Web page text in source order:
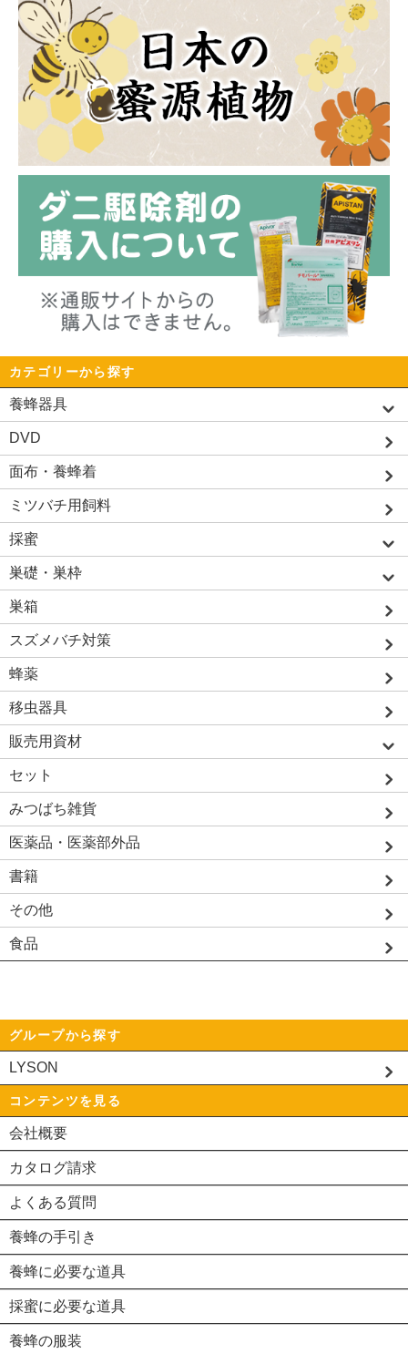
カテゴリーから探す
養蜂器具
DVD
面布・養蜂着
ミツバチ用飼料
採蜜
巣礎・巣枠
巣箱
スズメバチ対策
蜂薬
移虫器具
販売用資材
セット
みつばち雑貨
医薬品・医薬部外品
書籍
その他
食品
グループから探す
LYSON
コンテンツを見る
会社概要
カタログ請求
よくある質問
養蜂の手引き
養蜂に必要な道具
採蜜に必要な道具
養蜂の服装